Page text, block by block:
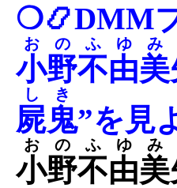
❍📿DMM
小野不由美
おのふゆみ
屍鬼
しき
”を見
小野不由美
おのふゆみ